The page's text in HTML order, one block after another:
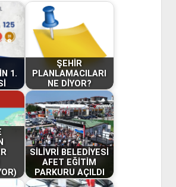
1.
ŞEHİR
PLANLAMACILARI
NE DİYOR?
SİLİVRİ BELEDİYESİ
AFET EĞİTİM
PARKURU AÇILDI